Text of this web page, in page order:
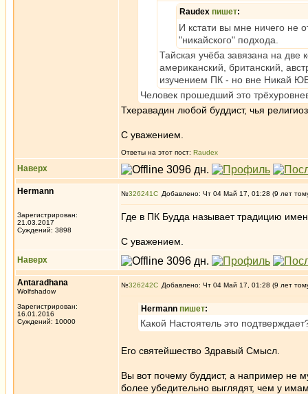
Raudex пишет:
И кстати вы мне ничего не
"никайского" подхода.
Тайская учёба завязана на
американский, британский,
изучением ПК - но вне Никай
Человек прошедший это
Тхеравадин любой буддист, чья
С уважением.
Ответы на этот пост: Raudex
Наверх
Hermann
Зарегистрирован:
21.03.2017
Суждений: 3898
№326241 Добавлено: Чт 04 Май 17, 01:28 (9 лет
Где в ПК Будда называет традицию
С уважением.
Наверх
Antaradhana
Wolfshadow
Зарегистрирован:
16.01.2016
Суждений: 10000
№326242 Добавлено: Чт 04 Май 17, 01:28 (9 лет
Hermann пишет:
Какой Настоятель это
Его святейшество Здравый Смысл.
Вы вот почему буддист, а например не
более убедительно выглядят, чем у